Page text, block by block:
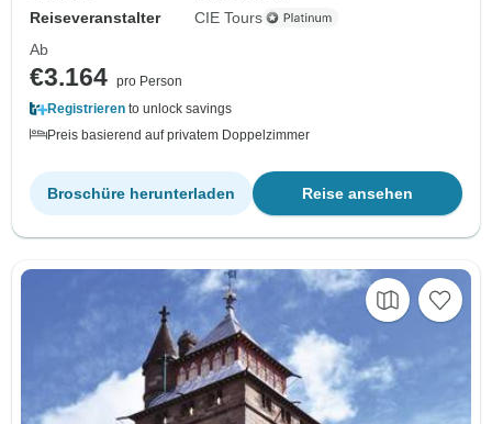
Reiseveranstalter
CIE Tours
Ab
€3.164 pro Person
Registrieren to unlock savings
Preis basierend auf privatem Doppelzimmer
Reise ansehen
Broschüre herunterladen